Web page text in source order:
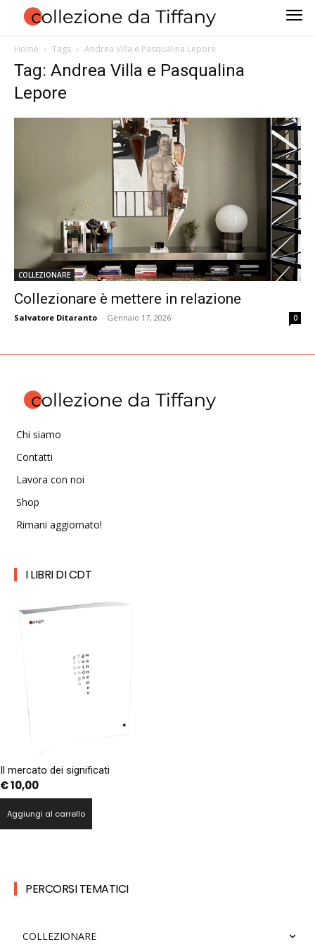
Home Tags Andrea Villa e Pasqualina Lepore
Tag: Andrea Villa e Pasqualina
Lepore
COLLEZIONARE
Collezionare è mettere in relazione
Salvatore Ditaranto - Gennaio 17, 2026 0
Chi siamo
Contatti
Lavora con noi
Shop
Rimani aggiornato!
I LIBRI DI CDT
Il mercato dei significati
€10,00
Aggiungi al carrello
PERCORSI TEMATICI
COLLEZIONARE